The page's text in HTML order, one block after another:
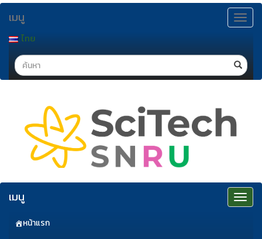
ข้าม
ไป
เนื้อหา
Toggle
เมนู
ไทย
Search
Toggle
เมนู
หน้าแรก